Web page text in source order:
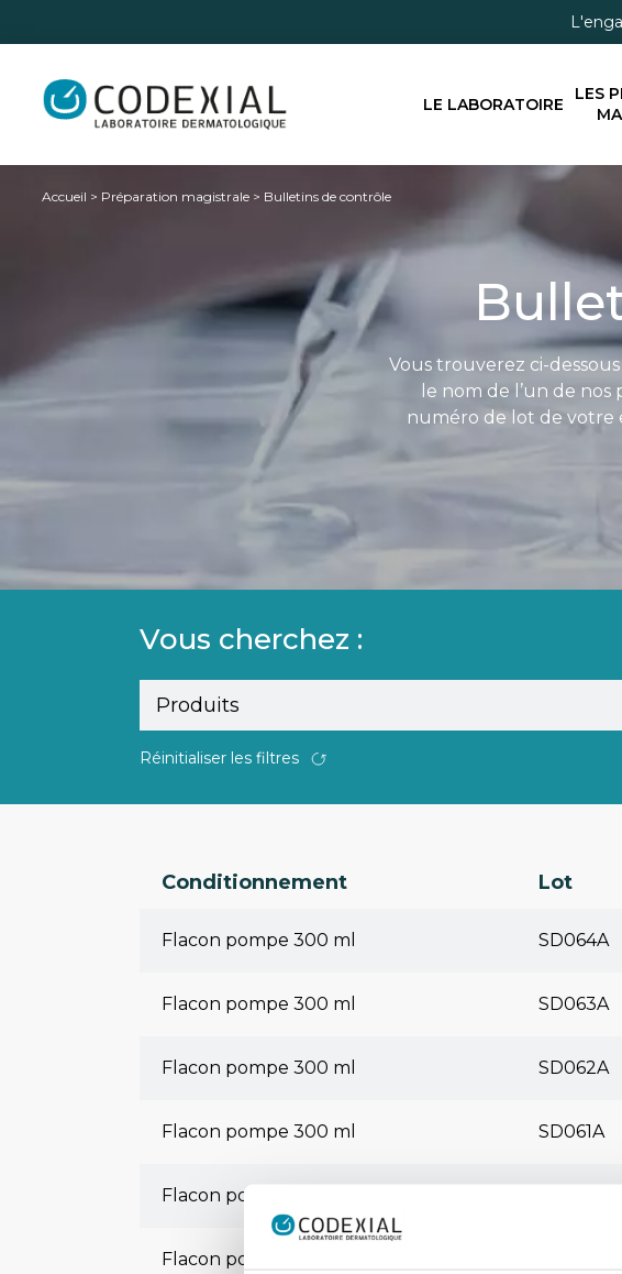
LE LABORATOIRE
LES
Accueil > Préparation magistrale > Bulletins de contrôle
Vous trouverez ci-
le nom de l’un de
numéro de lot de votre
Vous cherchez :
Réinitialiser les filtres
Conditionnement Lot
Flacon pompe 300 ml SD064A
Flacon pompe 300 ml SD063A
Flacon pompe 300 ml SD062A
Flacon pompe 300 ml SD061A
Flacon pompe 300 ml
Flacon pompe 300 ml